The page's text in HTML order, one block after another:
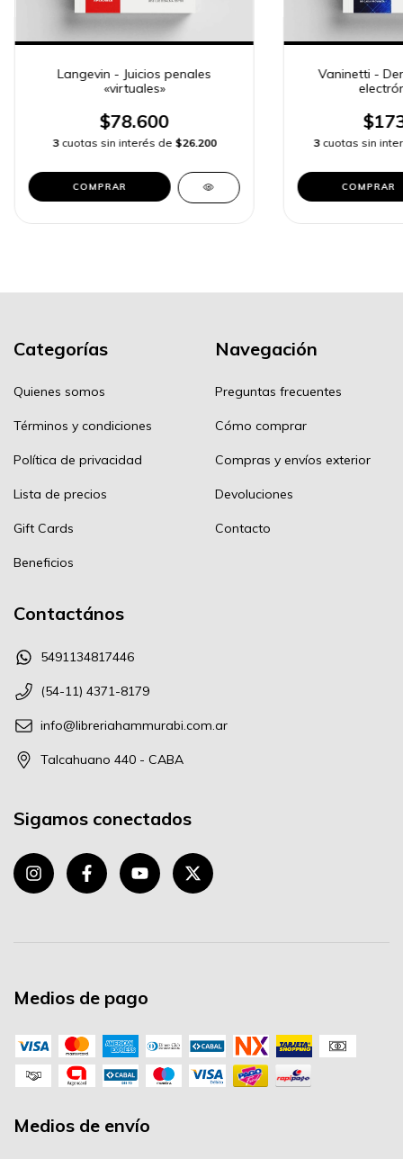
Langevin - Juicios penales
«virtuales»
$78.600
3 cuotas sin interés de $26.200
COMPRAR
Vaninetti -
3 cuotas sin
COMPRAR
Categorías
Quienes somos
Términos y condiciones
Política de privacidad
Lista de precios
Gift Cards
Beneficios
Navegación
Preguntas frecuentes
Cómo comprar
Compras y envíos exterior
Devoluciones
Contacto
Contactános
5491134817446
(54-11) 4371-8179
info@libreriahammurabi.com.ar
Talcahuano 440 - CABA
Sigamos conectados
Medios de pago
Medios de envío